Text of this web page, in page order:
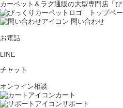
カーペット＆ラグ通販の大型専門店「び
問い合わせ
お電話
LINE
チャット
オンライン相談
カート
サポート